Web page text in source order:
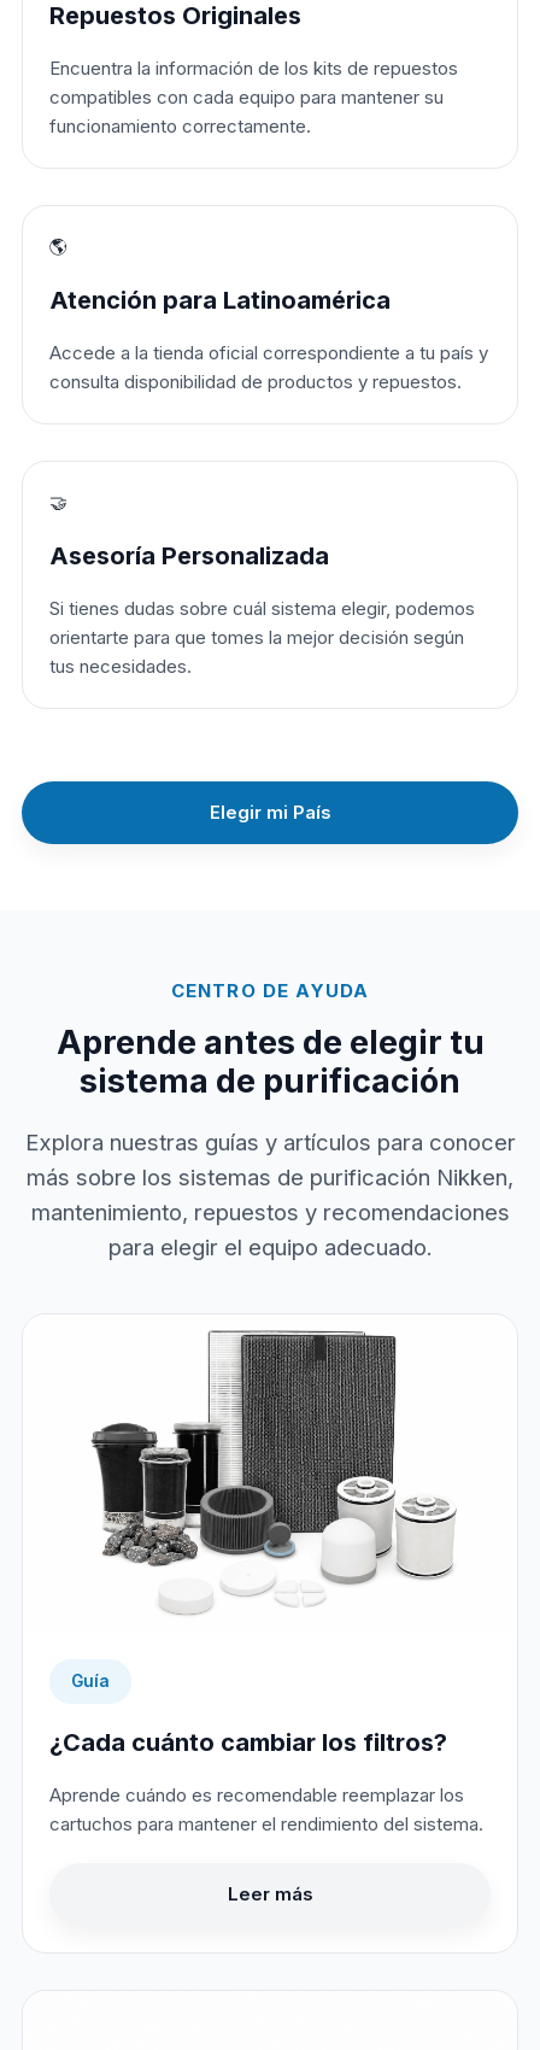
Repuestos Originales
Encuentra la información de los kits de repuestos
compatibles con cada equipo para mantener su
funcionamiento correctamente.
🌎
Atención para Latinoamérica
Accede a la tienda oficial correspondiente a tu país y
consulta disponibilidad de productos y repuestos.
🤝
Asesoría Personalizada
Si tienes dudas sobre cuál sistema elegir, podemos
orientarte para que tomes la mejor decisión según
tus necesidades.
Elegir mi País
CENTRO DE AYUDA
Aprende antes de elegir tu
sistema de purificación
Explora nuestras guías y artículos para conocer
más sobre los sistemas de purificación Nikken,
mantenimiento, repuestos y recomendaciones
para elegir el equipo adecuado.
Guía
¿Cada cuánto cambiar los filtros?
Aprende cuándo es recomendable reemplazar los
cartuchos para mantener el rendimiento del sistema.
Leer más